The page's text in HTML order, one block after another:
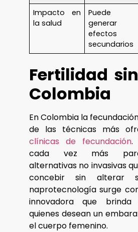
Impacto en
la salud
Puede
generar
efectos
secundarios
Fertilidad
Colombia
En Colombia la
de las técnicas más
clínicas de fecundación.
cada vez más
alternativas no invasivas
concebir sin alterar
naprotecnología surge
innovadora que brinda
quienes desean un
el cuerpo femenino.